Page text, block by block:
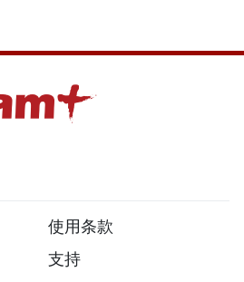
使用条款
支持